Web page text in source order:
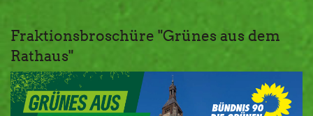
Fraktionsbroschüre "Grünes aus dem
Rathaus"